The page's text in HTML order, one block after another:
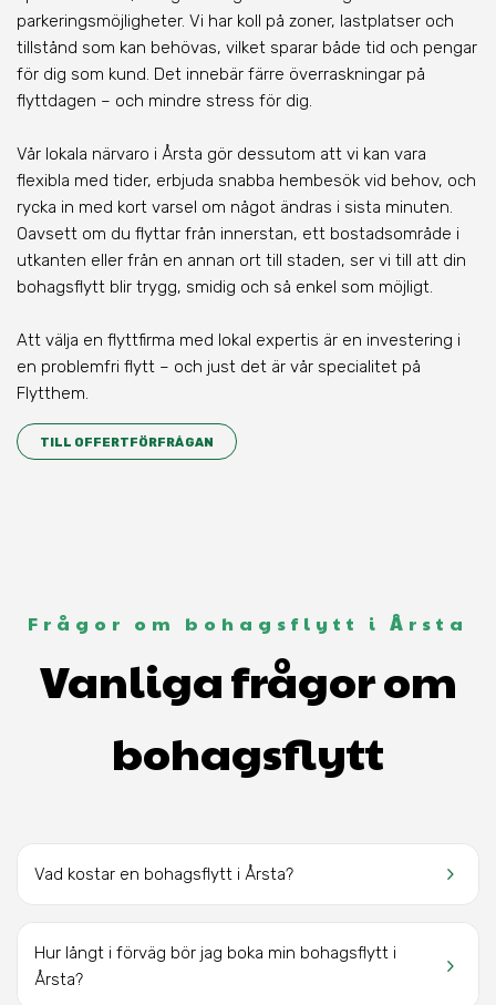
parkeringsmöjligheter. Vi har koll på zoner, lastplatser och
tillstånd som kan behövas, vilket sparar både tid och pengar
för dig som kund. Det innebär färre överraskningar på
flyttdagen – och mindre stress för dig.
Vår lokala närvaro i Årsta gör dessutom att vi kan vara
flexibla med tider, erbjuda snabba hembesök vid behov, och
rycka in med kort varsel om något ändras i sista minuten.
Oavsett om du flyttar från innerstan, ett bostadsområde i
utkanten eller från en annan ort till staden, ser vi till att din
bohagsflytt blir trygg, smidig och så enkel som möjligt.
Att välja en flyttfirma med lokal expertis är en investering i
en problemfri flytt – och just det är vår specialitet på
Flytthem.
TILL OFFERTFÖRFRÅGAN
Frågor om bohagsflytt i Årsta
Vanliga frågor om
bohagsflytt
keyboard_arrow_right
Vad kostar en bohagsflytt i Årsta?
keyboard_arrow_right
Hur långt i förväg bör jag boka min bohagsflytt i
Årsta?